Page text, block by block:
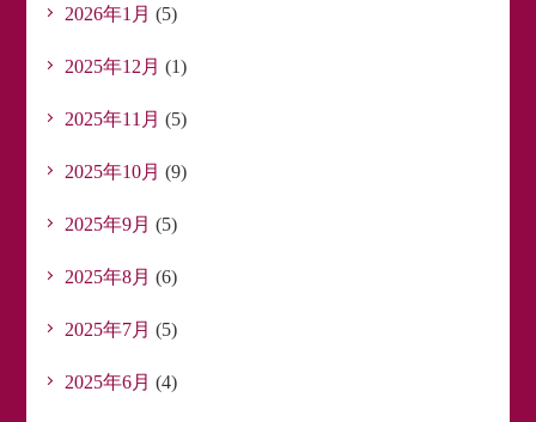
2026年1月 (5)
2025年12月 (1)
2025年11月 (5)
2025年10月 (9)
2025年9月 (5)
2025年8月 (6)
2025年7月 (5)
2025年6月 (4)